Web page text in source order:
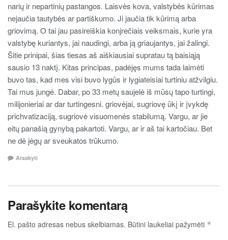
narių ir nepartinių pastangos. Laisvės kova, valstybės kūrimas
nejaučia tautybės ar partiškumo. Ji jaučia tik kūrimą arba
griovimą. O tai jau pasireiškia konjrečiais veiksmais, kurie yra
valstybę kuriantys, jai naudingi, arba ją griaujantys, jai žalingi.
Šitie prinipai, šias tiesas aš aiškiausiai supratau tą baisiąją
sausio 13 naktį. Kitas principas, padėjęs mums tada laimėti
buvo tas, kad mes visi buvo lygūs ir lygiateisiai turtiniu atžvilgiu.
Tai mus jungė. Dabar, po 33 metų saujelė iš mūsų tapo turtingi,
milijonieriai ar dar turtingesni. griovėjai, sugriovę ūkį ir įvykdę
prichvatizaciją, sugriovė visuomenės stabilumą. Vargu, ar jie
eitų panašią gynybą pakartoti. Vargu, ar ir aš tai kartočiau. Bet
ne dė jėgų ar sveukatos trūkumo.
Atsakyti
Parašykite komentarą
El. pašto adresas nebus skelbiamas. Būtini laukeliai pažymėti *